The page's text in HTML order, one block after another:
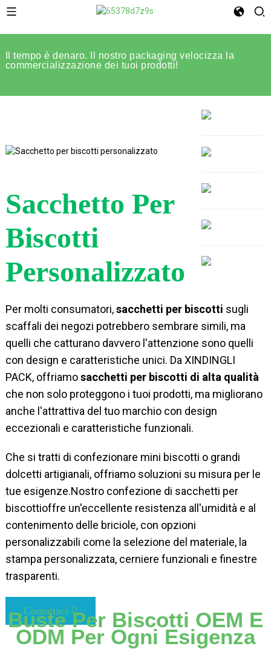
Il tempo è denaro. Il nostro packaging velocizza la
commercializzazione dei tuoi prodotti!
Sacchetto Per
Biscotti
Personalizzato
Per molti consumatori,sacchetti per biscotti sugli
scaffali dei negozi potrebbero sembrare simili, ma
quelli che catturano davvero l'attenzione sono quelli
con design e caratteristiche unici. Da XINDINGLI
PACK, offriamosacchetti per biscotti di alta qualità
che non solo proteggono i tuoi prodotti, ma migliorano
anche l'attrattiva del tuo marchio con design
eccezionali e caratteristiche funzionali.
Che si tratti di confezionare mini biscotti o grandi
dolcetti artigianali, offriamo soluzioni su misura per le
tue esigenze.Nostro confezione di sacchetti per
biscottioffre un'eccellente resistenza all'umidità e al
contenimento delle briciole, con opzioni
personalizzabili come la selezione del materiale, la
stampa personalizzata, cerniere funzionali e finestre
trasparenti.
Contattaci
Buste Per Biscotti OEM E
ODM Per Ogni Esigenza